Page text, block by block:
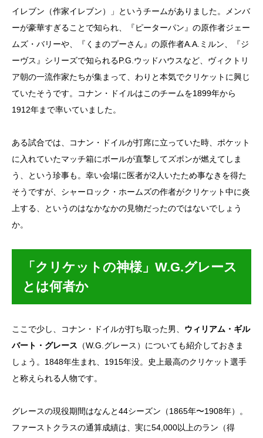
イレブン（作家イレブン）」というチームがありました。メンバ
ーが豪華すぎることで知られ、『ピーターパン』の原作者ジェー
ムズ・バリーや、『くまのプーさん』の原作者A.A.ミルン、『ジ
ーヴス』シリーズで知られるP.G.ウッドハウスなど、ヴィクトリ
ア朝の一流作家たちが集まって、わりと本気でクリケットに興じ
ていたそうです。コナン・ドイルはこのチームを1899年から
1912年まで率いていました。
ある試合では、コナン・ドイルが打席に立っていた時、ポケット
に入れていたマッチ箱にボールが直撃してズボンが燃えてしま
う、という珍事も。幸い会場に医者が2人いたため事なきを得た
そうですが、シャーロック・ホームズの作者がクリケット中に炎
上する、というのはなかなかの見物だったのではないでしょう
か。
「クリケットの神様」W.G.グレース
とは何者か
ここで少し、コナン・ドイルが打ち取った男、 ウィリアム・ギル
バート・グレース （W.G.グレース）についても紹介しておきま
しょう。1848年生まれ、1915年没。史上最高のクリケット選手
と称えられる人物です。
グレースの現役期間はなんと44シーズン（1865年〜1908年）。
ファーストクラスの通算成績は、実に54,000以上のラン（得